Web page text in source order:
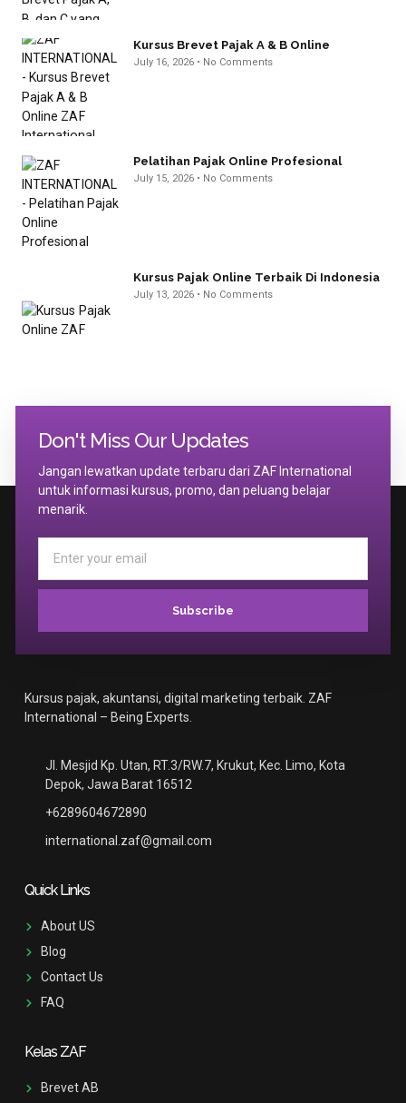
Kursus Brevet Pajak A & B Online
July 16, 2026 No Comments
Pelatihan Pajak Online Profesional
July 15, 2026 No Comments
Kursus Pajak Online Terbaik Di Indonesia
July 13, 2026 No Comments
Don't Miss Our Updates
Jangan lewatkan update terbaru dari ZAF International
untuk informasi kursus, promo, dan peluang belajar
menarik.
Subscribe
Kursus pajak, akuntansi, digital marketing terbaik. ZAF
International – Being Experts.
Jl. Mesjid Kp. Utan, RT.3/RW.7, Krukut, Kec. Limo, Kota
Depok, Jawa Barat 16512
+6289604672890
international.zaf@gmail.com
Quick Links
About US
Blog
Contact Us
FAQ
Kelas ZAF
Brevet AB